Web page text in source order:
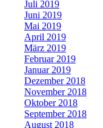
Juli 2019
Juni 2019
Mai 2019
April 2019
März 2019
Februar 2019
Januar 2019
Dezember 2018
November 2018
Oktober 2018
September 2018
August 2018